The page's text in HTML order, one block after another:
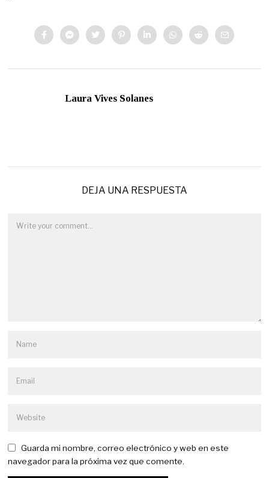
Laura Vives Solanes
DEJA UNA RESPUESTA
Guarda mi nombre, correo electrónico y web en este
navegador para la próxima vez que comente.